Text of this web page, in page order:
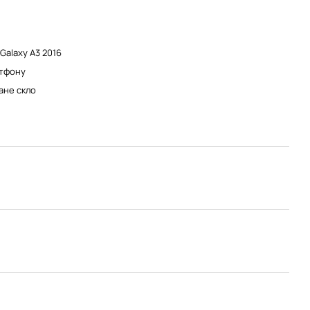
A3 2016
скло